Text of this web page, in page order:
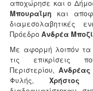
αποχώρησε και ο
Μπουραΐμη και
διαμεσολαβητικές
Πρόεδρο Ανδρέα
Με αφορμή λοιπόν
τις επικρίσεις
Περιστερίου, Ανδρέας
Φυλής, Χρήστος